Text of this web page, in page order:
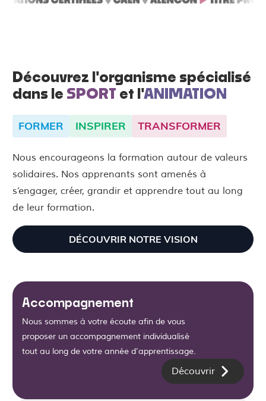
Découvrez l'organisme spécialisé
dans le SPORT et l'ANIMATION
FORMER INSPIRER TRANSFORMER
Nous encourageons la formation autour de valeurs
solidaires. Nos apprenants sont amenés à
s’engager, créer, grandir et apprendre tout au long
de leur formation.
DÉCOUVRIR NOTRE VISION
Accompagnement
Nous sommes à votre écoute afin de vous
proposer un accompagnement individualisé
tout au long de votre année d'apprentissage.
Découvrir